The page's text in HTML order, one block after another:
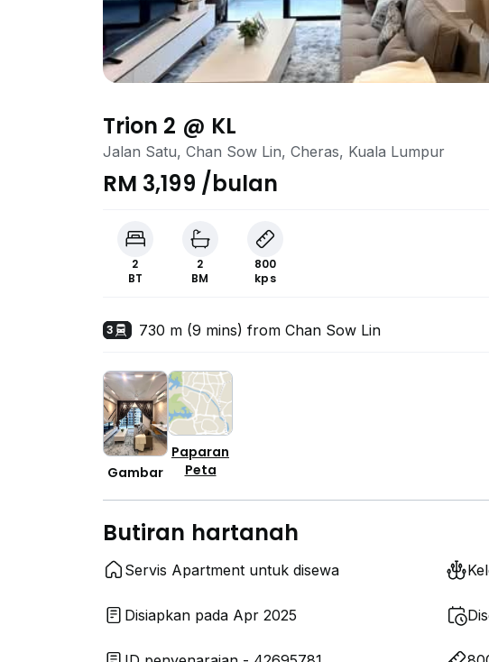
Trion 2 @ KL
Jalan Satu, Chan Sow Lin, Cheras, Kuala Lumpur
RM 3,199 /bulan
2
BT
2
BM
800
kps
3 730 m (9 mins) from Chan Sow Lin
Gambar
Paparan
Peta
Butiran hartanah
Servis Apartment untuk disewa
Disiapkan pada Apr 2025